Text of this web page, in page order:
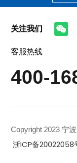
关注我们
客服热线
400-
Copyright 2023 宁
浙ICP备20022058